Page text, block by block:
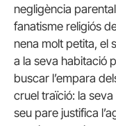
negligència
fanatisme religiós
nena molt petita, el
a la seva habitació
buscar l’empara
cruel traïció: la
seu pare justifica